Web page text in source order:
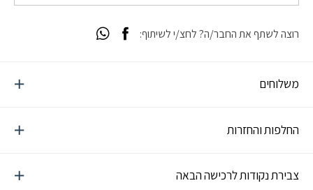
משלוחים
החלפות והחזרות
צבירת נקודות לרכישה הבאה
רוצה לשתף את החבר/ה? לחצ/י לשיתוף: